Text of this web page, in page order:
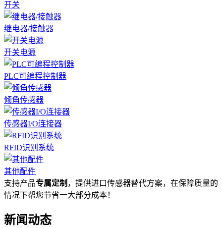
开关
继电器/接触器
开关电源
PLC可编程控制器
倾角传感器
传感器I/O连接器
RFID识别系统
其他配件
支持产品专属定制 ，提供进口传感器替代方案，在保障质量的
情况下帮您节省一大部分成本！
新闻动态